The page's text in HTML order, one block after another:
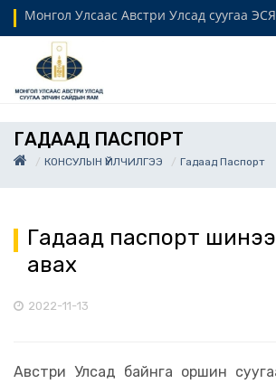
Монгол Улсаас Австри Улсад суугаа ЭСЯ
ГАДААД ПАСПОРТ
КОНСУЛЫН ҮЙЛЧИЛГЭЭ Гадаад Паспорт
Гадаад паспорт
авах
2022-11-13
Австри Улсад байнга оршин